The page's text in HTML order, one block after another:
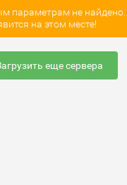
параметрам не найдено.
на этом месте!
еще сервера